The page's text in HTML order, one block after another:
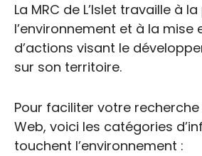
La MRC de L’Islet travaille à
l’environnement et à la mise
d’actions visant le
sur son territoire.
Pour faciliter votre
Web, voici les catégories
touchent l’environnement :